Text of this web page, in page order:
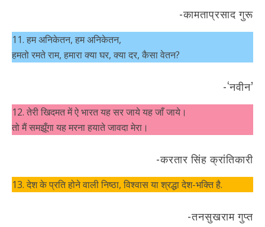
-कामताप्रसाद गुरू
11. हम अनिकेतन, हम अनिकेतन,
हमतो रमते राम, हमारा क्या घर, क्या दर, कैसा वेतन?
-‘नवीन’
12. तेरी खिदमत में ऐ भारत यह सर जाये यह जाँ जाये।
तो मैं समझूँगा यह मरना हयाते जावदा मेरा।
-करतार सिंह क्रांतिकारी
13. देश के प्रति होने वाली निष्ठा, विश्वास या श्रद्धा देश-भक्ति है.
-तनसुखराम गुप्त